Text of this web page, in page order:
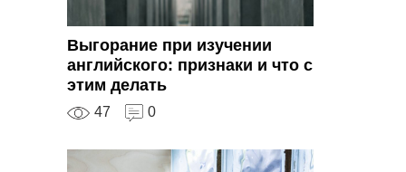
Выгорание при изучении
английского: признаки и что с
этим делать
47 0